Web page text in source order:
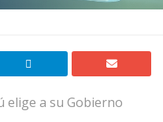
elige a su Gobierno